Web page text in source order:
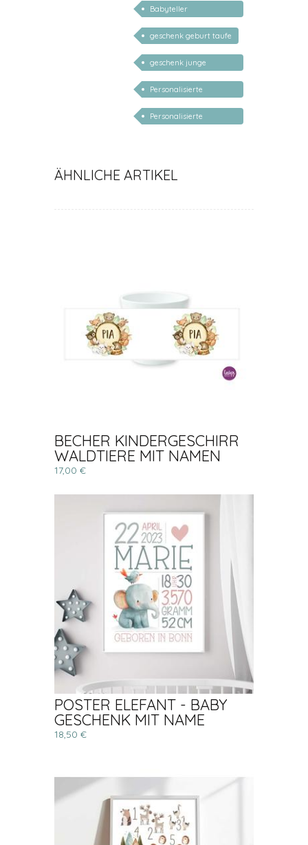
Babyteller
personalisiert
geschenk geburt taufe
geschenk junge
mädchen
Personalisierte
Kindergeschenke
Personalisierte
ÄHNLICHE ARTIKEL
BECHER KINDERGESCHIRR
WALDTIERE MIT NAMEN
17,00 €
POSTER ELEFANT - BABY
GESCHENK MIT NAME
18,50 €